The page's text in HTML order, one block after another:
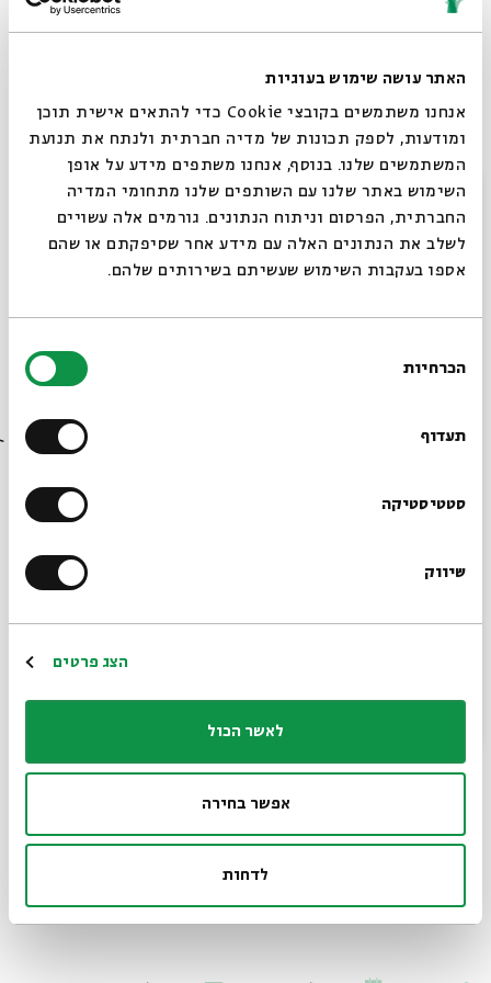
האתר עושה שימוש בעוגיות
אנחנו משתמשים בקובצי Cookie כדי להתאים אישית תוכן
ומודעות, לספק תכונות של מדיה חברתית ולנתח את תנועת
המשתמשים שלנו. בנוסף, אנחנו משתפים מידע על אופן
השימוש באתר שלנו עם השותפים שלנו מתחומי המדיה
החברתית, הפרסום וניתוח הנתונים. גורמים אלה עשויים
לשלב את הנתונים האלה עם מידע אחר שסיפקתם או שהם
אספו בעקבות השימוש שעשיתם בשירותים שלהם.
הסכמה
הכרחיות
תעדוף
סטטיסטיקה
שיווק
הצג פרטים
לאשר הכול
אפשר בחירה
לדחות
סגור